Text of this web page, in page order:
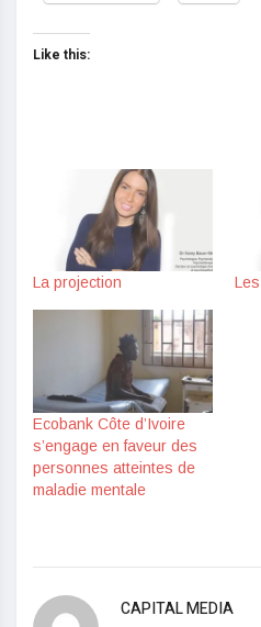
Like this:
La projection
Ecobank Côte d’Ivoire
s’engage en faveur des
personnes atteintes de
maladie mentale
CAPITAL MEDIA